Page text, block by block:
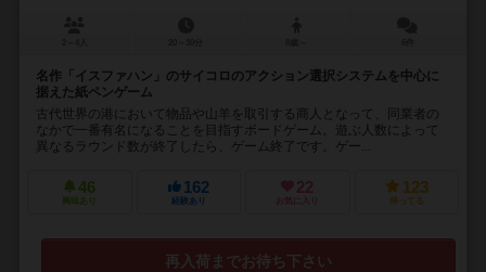
名作「イスファハン」のサイコロのアクション選択システムを中心に
据えた紙ペンゲーム
古代世界の港において物品や山羊を取引する商人となって、同業者の
なかで一番有名になることを目指すボードゲーム。遊ぶ人数によって
異なるラウンド数が終了したら、ゲーム終了です。ゲー...
46
興味あり
162
経験あり
22
お気に入り
123
持ってる
再入荷までお待ち下さい